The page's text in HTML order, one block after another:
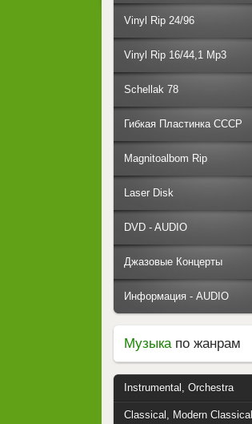
Vinyl Rip 24/96
Vinyl Rip 16/44,1 Mp3
Schellak 78
Гибкая Пластинка СССР
Magnitoalbom Rip
Laser Disk
DVD - AUDIO
Джазовые Концерты
Информация - AUDIO
Музыкапо жанрам
Instrumental, Orchestra
Classical, Modern Classical